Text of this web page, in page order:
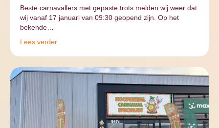
Beste carnavallers met gepaste trots melden wij weer dat
wij vanaf 17 januari van 09:30 geopend zijn. Op het
bekende…
Lees verder...